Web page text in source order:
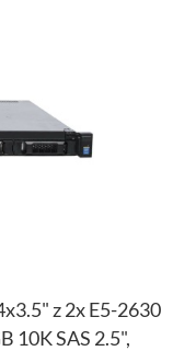
z 2x E5-2630
10K SAS 2.5",